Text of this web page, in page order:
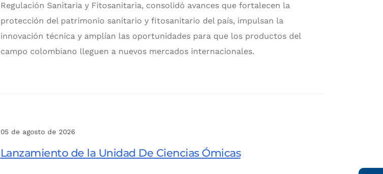
Regulación Sanitaria y Fitosanitaria, consolidó avances que fortalecen la
protección del patrimonio sanitario y fitosanitario del país, impulsan la
innovación técnica y amplían las oportunidades para que los productos del
campo colombiano lleguen a nuevos mercados internacionales.
05 de agosto de 2026
Lanzamiento de la Unidad De Ciencias Ómicas